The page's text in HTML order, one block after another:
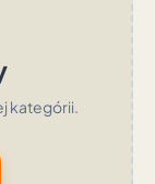
kategórii.